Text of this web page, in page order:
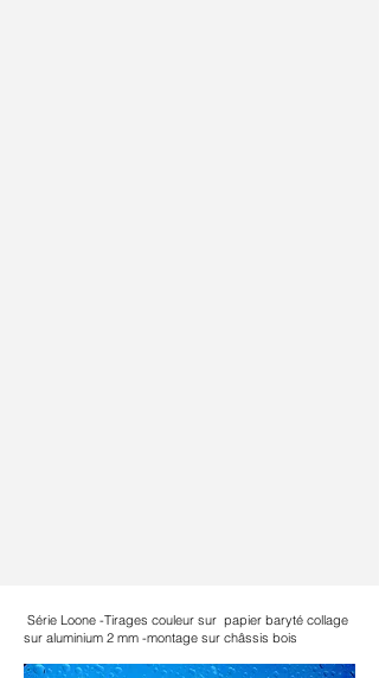
Show More
Série Loone -Tirages couleur sur papier baryté collage
sur aluminium 2 mm -montage sur châssis bois